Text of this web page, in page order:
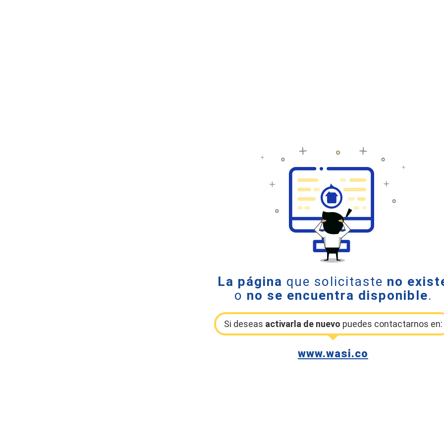
La página que solicitaste no
o no se encuentra disponible.
Si deseas activarla de nuevo puedes contactarnos en:
www.wasi.co